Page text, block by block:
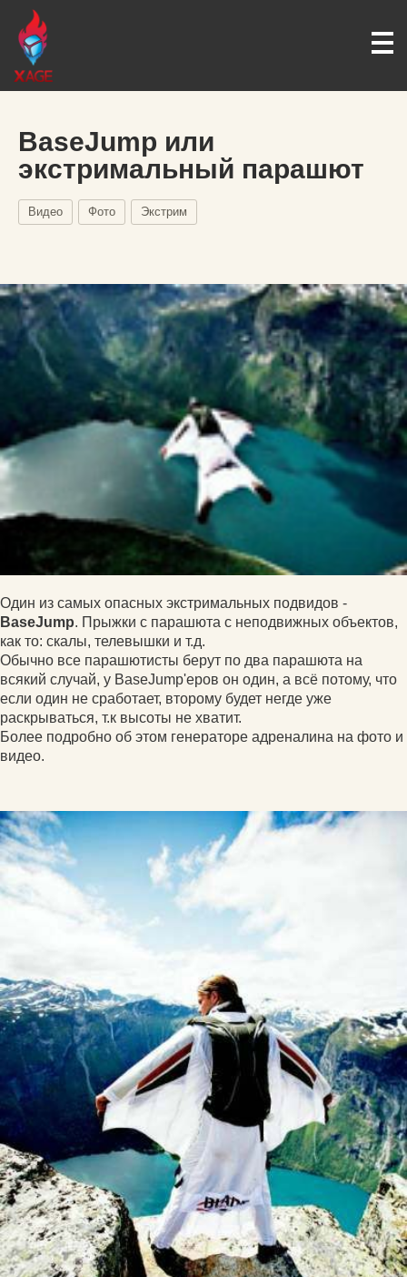
BaseJump или
экстримальный парашют
Видео Фото Экстрим
Один из самых опасных экстримальных подвидов -
BaseJump. Прыжки с парашюта с неподвижных объектов,
как то: скалы, телевышки и т.д.
Обычно все парашютисты берут по два парашюта на
всякий случай, у BaseJump'еров он один, а всё потому, что
если один не сработает, второму будет негде уже
раскрываться, т.к высоты не хватит.
Более подробно об этом генераторе адреналина на фото и
видео.